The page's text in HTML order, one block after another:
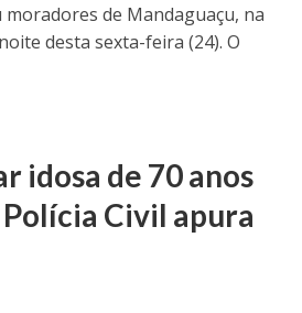
de Mandaguaçu, na
desta sexta-feira (24). O
idosa de 70 anos
Civil apura